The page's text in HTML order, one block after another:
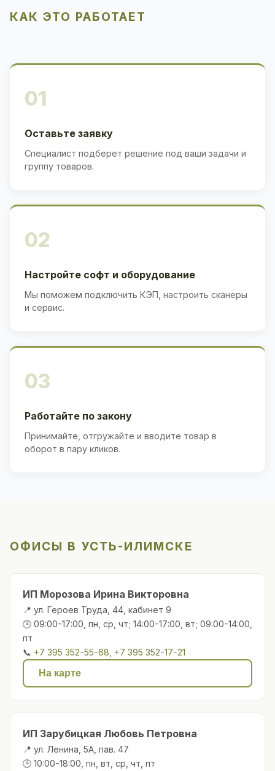
КАК ЭТО РАБОТАЕТ
01
Оставьте заявку
Специалист подберет решение под ваши задачи и
группу товаров.
02
Настройте софт и оборудование
Мы поможем подключить КЭП, настроить сканеры
и сервис.
03
Работайте по закону
Принимайте, отгружайте и вводите товар в
оборот в пару кликов.
ОФИСЫ В УСТЬ-ИЛИМСКЕ
ИП Морозова Ирина Викторовна
📍 ул. Героев Труда, 44, кабинет 9
🕒 09:00-17:00, пн, ср, чт; 14:00-17:00, вт; 09:00-14:00,
пт
📞 +7 395 352-55-68, +7 395 352-17-21
На карте
ИП Зарубицкая Любовь Петровна
📍 ул. Ленина, 5А, пав. 47
🕒 10:00-18:00, пн, вт, ср, чт, пт